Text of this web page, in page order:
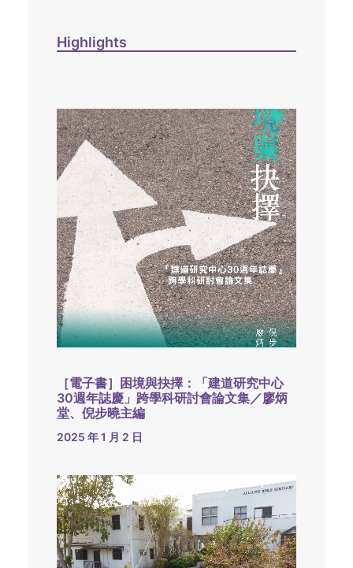
Highlights
［電子書］困境與抉擇：「建道研究中心
30週年誌慶」跨學科研討會論文集／廖炳
堂、倪步曉主編
2025 年 1 月 2 日